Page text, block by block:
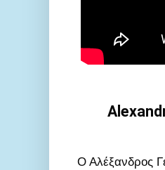
Ο Αλέξανδρος